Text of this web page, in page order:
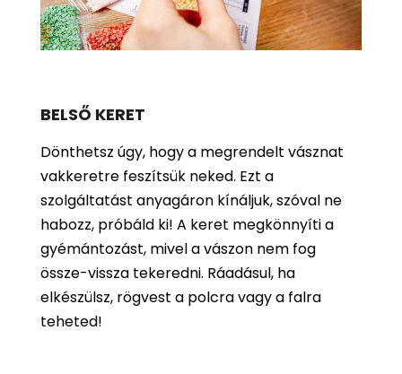
BELSŐ KERET
Dönthetsz úgy, hogy a megrendelt vásznat
vakkeretre feszítsük neked. Ezt a
szolgáltatást anyagáron kínáljuk, szóval ne
habozz, próbáld ki! A keret megkönnyíti a
gyémántozást, mivel a vászon nem fog
össze-vissza tekeredni. Ráadásul, ha
elkészülsz, rögvest a polcra vagy a falra
teheted!